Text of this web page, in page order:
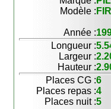
Modèle :
Année :
Longueur :
Largeur :
Hauteur :
Places CG :6
Places repas :4
Places nuit :5